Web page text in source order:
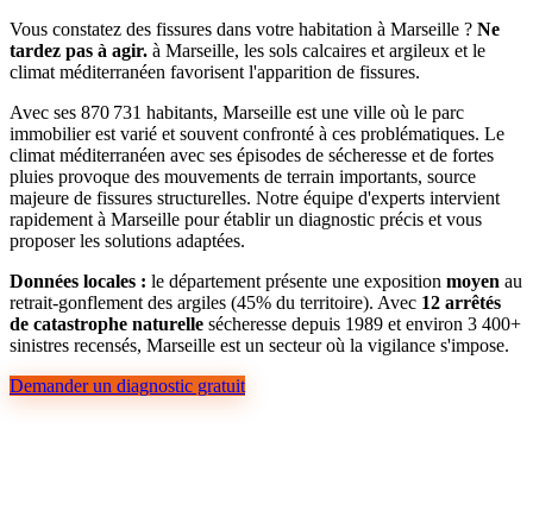
Vous constatez des fissures dans votre habitation à Marseille ? Ne
tardez pas à agir. à Marseille, les sols calcaires et argileux et le
climat méditerranéen favorisent l'apparition de fissures.
Avec ses 870 731 habitants, Marseille est une ville où le parc
immobilier est varié et souvent confronté à ces problématiques. Le
climat méditerranéen avec ses épisodes de sécheresse et de fortes
pluies provoque des mouvements de terrain importants, source
majeure de fissures structurelles. Notre équipe d'experts intervient
rapidement à Marseille pour établir un diagnostic précis et vous
proposer les solutions adaptées.
Données locales : le département présente une exposition moyen au
retrait-gonflement des argiles (45% du territoire). Avec 12 arrêtés
de catastrophe naturelle sécheresse depuis 1989 et environ 3 400+
sinistres recensés, Marseille est un secteur où la vigilance s'impose.
Demander un diagnostic gratuit